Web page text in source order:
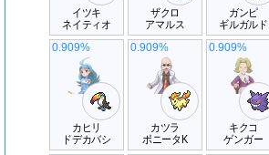
イツキ
ネイティオ
ザクロ
アマルス
ガンピ
ギルガルド
カヒリ
ドデカバシ
0.909%
カツラ
ポニータK
0.909%
キクコ
ゲンガー
0.909%